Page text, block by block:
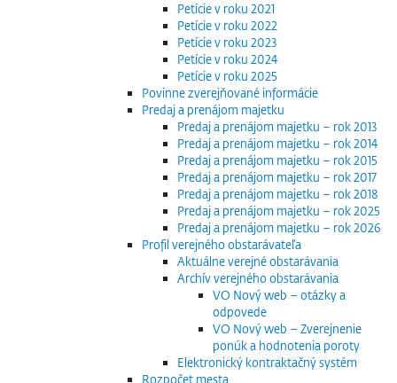
Petície v roku 2021
Petície v roku 2022
Petície v roku 2023
Petície v roku 2024
Petície v roku 2025
Povinne zverejňované informácie
Predaj a prenájom majetku
Predaj a prenájom majetku – rok 2013
Predaj a prenájom majetku – rok 2014
Predaj a prenájom majetku – rok 2015
Predaj a prenájom majetku – rok 2017
Predaj a prenájom majetku – rok 2018
Predaj a prenájom majetku – rok 2025
Predaj a prenájom majetku – rok 2026
Profil verejného obstarávateľa
Aktuálne verejné obstarávania
Archív verejného obstarávania
VO Nový web – otázky a
odpovede
VO Nový web – Zverejnenie
ponúk a hodnotenia poroty
Elektronický kontraktačný systém
Rozpočet mesta